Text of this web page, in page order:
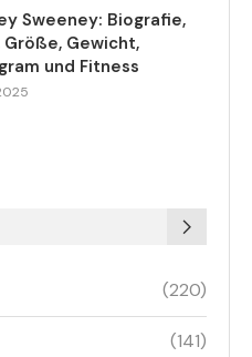
Sweeney: Biografie,
Größe, Gewicht,
und Fitness
(220)
(141)